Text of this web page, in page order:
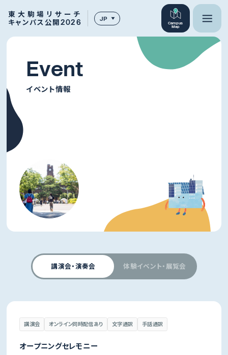
東大駒場リサーチ
キャンパス公開2026
JP
Campus
Map
Event
イベント情報
講演会・演奏会 体験イベント・展覧会
講演会 オンライン同時配信あり 文字通訳 手話通訳
オープニングセレモニー